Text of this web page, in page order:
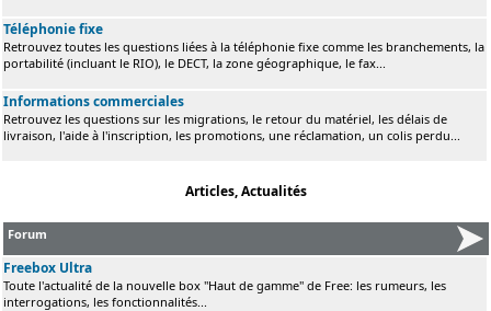
Téléphonie fixe
Retrouvez toutes les questions liées à la téléphonie fixe comme les branchements, la
portabilité (incluant le RIO), le DECT, la zone géographique, le fax...
Informations commerciales
Retrouvez les questions sur les migrations, le retour du matériel, les délais de
livraison, l'aide à l'inscription, les promotions, une réclamation, un colis perdu...
Articles, Actualités
Forum
Freebox Ultra
Toute l'actualité de la nouvelle box "Haut de gamme" de Free: les rumeurs, les
interrogations, les fonctionnalités...